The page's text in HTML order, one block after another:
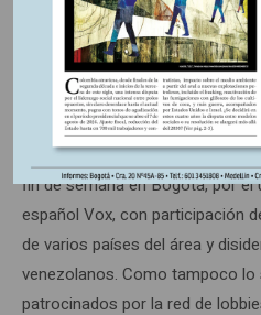
Venezuela, mientras su
corredor desde las ciudades
el estado de Roraima,
Como parte de la actual
a Washington el foro
fin de semana en Bogotá, por
español Vox, con participación
de varios países del área y
venezolanos. Como tampoco
patrocinados por la red de